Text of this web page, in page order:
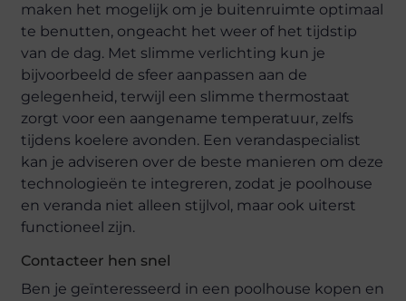
maken het mogelijk om je buitenruimte optimaal
te benutten, ongeacht het weer of het tijdstip
van de dag. Met slimme verlichting kun je
bijvoorbeeld de sfeer aanpassen aan de
gelegenheid, terwijl een slimme thermostaat
zorgt voor een aangename temperatuur, zelfs
tijdens koelere avonden. Een verandaspecialist
kan je adviseren over de beste manieren om deze
technologieën te integreren, zodat je poolhouse
en veranda niet alleen stijlvol, maar ook uiterst
functioneel zijn.
Contacteer hen snel
Ben je geïnteresseerd in een poolhouse kopen en